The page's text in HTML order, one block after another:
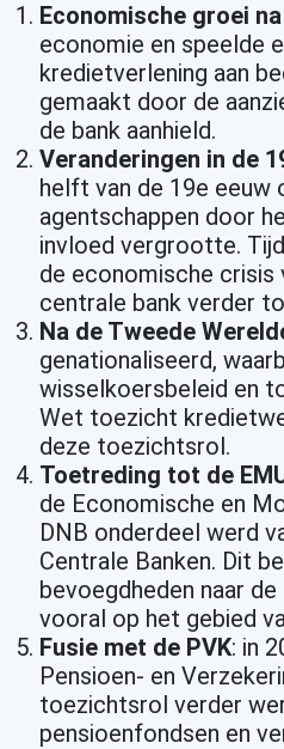
Economische groei
economie en speelde
kredietverlening aan
gemaakt door de
de bank aanhield.
Veranderingen in de
helft van de 19e eeuw
agentschappen door
invloed vergrootte.
de economische crisis
centrale bank verder
Na de Tweede
genationaliseerd,
wisselkoersbeleid en
Wet toezicht
deze toezichtsrol.
Toetreding tot de
de Economische en
DNB onderdeel werd
Centrale Banken. Dit
bevoegdheden naar
vooral op het gebied
Fusie met de PVK: in
Pensioen- en
toezichtsrol verder
pensioenfondsen en